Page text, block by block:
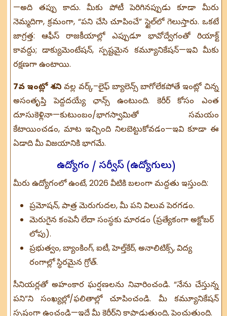
—అది తప్పు కాదు. మీకు పోటీ పెరిగినప్పుడు కూడా మీరు
నెమ్మదిగా, క్రమంగా, “పని చేసి చూపించే” స్టైల్‌లో గెలుస్తారు. ఒకటే
జాగ్రత్త: ఆఫీస్ రాజకీయాల్లో ఎప్పుడూ భావోద్వేగంతో రియాక్ట్
కావద్దు; డాక్యుమెంటేషన్, స్పష్టమైన కమ్యూనికేషన్—ఇవి మీకు
రక్షణగా ఉంటాయి.
7వ ఇంట్లో శని వల్ల వర్క్–లైఫ్ బ్యాలెన్స్ బాగోలేకపోతే ఇంట్లో చిన్న
అసంతృప్తి పెద్దదయ్యే ఛాన్స్ ఉంటుంది. కెరీర్ కోసం ఎంత
దూసుకెళ్లినా—కుటుంబం/భాగస్వామితో సమయం
కేటాయించడం, మాట ఇచ్చింది నిలబెట్టుకోవడం—ఇవి కూడా ఈ
ఏడాది మీ విజయానికి భాగమే.
ఉద్యోగం / సర్వీస్ (ఉద్యోగులు)
మీరు ఉద్యోగంలో ఉంటే, 2026 వీటికి బలంగా మద్దతు ఇస్తుంది:
ప్రమోషన్, పాత్ర మెరుగుదల, మీ పని విలువ పెరగడం.
మెరుగైన కంపెనీ లేదా సంస్థకు మారడం (ప్రత్యేకంగా అక్టోబర్
లోపు).
ప్రభుత్వం, బ్యాంకింగ్, ఐటీ, హెల్త్‌కేర్, అనాలిటిక్స్, విద్య
రంగాల్లో స్థిరమైన గ్రోత్.
సీనియర్లతో అహంకార ఘర్షణలను నివారించండి. “నేను చేస్తున్న
పని”ని సంఖ్యల్లో/ఫలితాల్లో చూపించండి. మీ కమ్యూనికేషన్
స్పష్టంగా ఉంచండి—ఇదే మీ కెరీర్‌ని కాపాడుతుంది, పెంచుతుంది.